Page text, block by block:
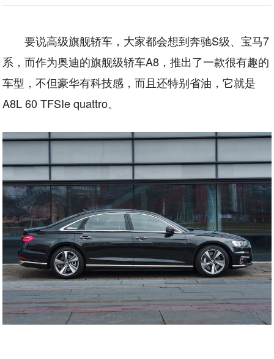
要说高级旗舰轿车，大家都会想到奔驰S级、宝马7
系，而作为奥迪的旗舰级轿车A8，推出了一款很有趣的
车型，不但豪华有科技感，而且还特别省油，它就是
A8L 60 TFSIe quattro。